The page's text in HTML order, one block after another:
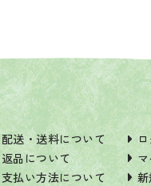
配送・送料について
返品について
支払い方法について